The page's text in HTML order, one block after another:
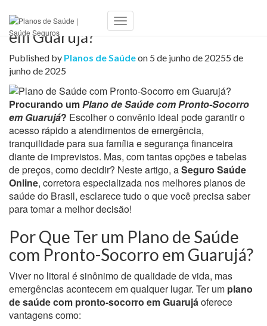
Toggle
Plano de Saúde com Pronto-Socorro
em Guarujá?
Published by Planos de Saúdeon 5 de junho de 20255 de
junho de 2025
Procurando umPlano de Saúde com Pronto-Socorro
em Guarujá? Escolher o convênio ideal pode garantir o
acesso rápido a atendimentos de emergência,
tranquilidade para sua família e segurança financeira
diante de imprevistos. Mas, com tantas opções e tabelas
de preços, como decidir? Neste artigo, aSeguro Saúde
Online, corretora especializada nos melhores planos de
saúde do Brasil, esclarece tudo o que você precisa saber
para tomar a melhor decisão!
Por Que Ter um Plano de Saúde
com Pronto-Socorro em Guarujá?
Viver no litoral é sinônimo de qualidade de vida, mas
emergências acontecem em qualquer lugar. Ter um plano
de saúde com pronto-socorro em Guarujáoferece
vantagens como: